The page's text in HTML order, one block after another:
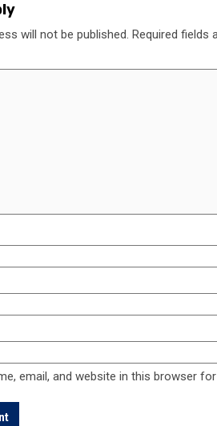
will not be published. Required fields
email, and website in this browser